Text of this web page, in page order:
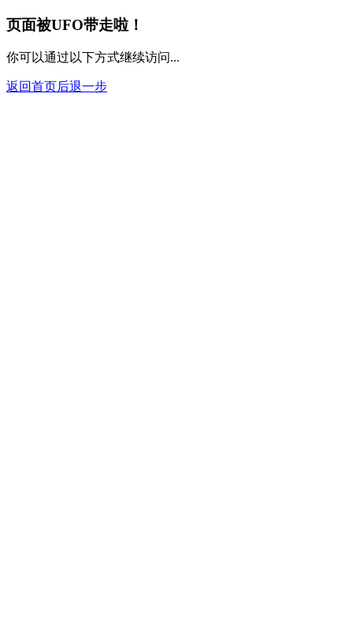
400
页面被UFO带走啦！
你可以通过以下方式继续访问...
返回首页后退一步